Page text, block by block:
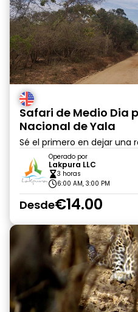
Safari de Medio Dia
Nacional de Yala
Sé el primero en dejar una
Operado por
Lakpura LLC
3 horas
6:00 AM, 3:00 PM
Desde€14.00